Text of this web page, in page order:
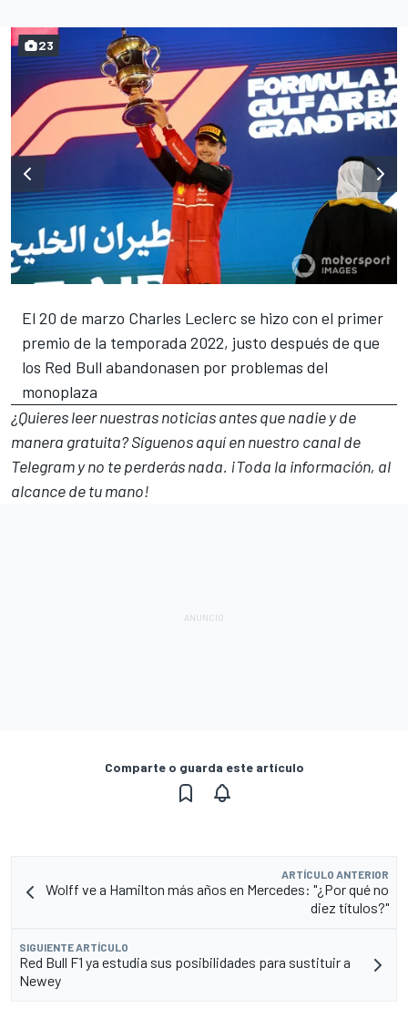
El 20 de marzo Charles Leclerc se hizo con el primer
premio de la temporada 2022, justo después de que
los Red Bull abandonasen por problemas del
monoplaza
23
¿Quieres leer nuestras noticias antes que nadie y de
manera gratuita? Síguenosaquí en nuestro canal de
Telegramy no te perderás nada. ¡Toda la información, al
alcance de tu mano!
Comparte o guarda este artículo
ARTÍCULO ANTERIOR
Wolff ve a Hamilton más años en Mercedes: "¿Por qué no
diez títulos?"
SIGUIENTE ARTÍCULO
Red Bull F1 ya estudia sus posibilidades para sustituir a
Newey